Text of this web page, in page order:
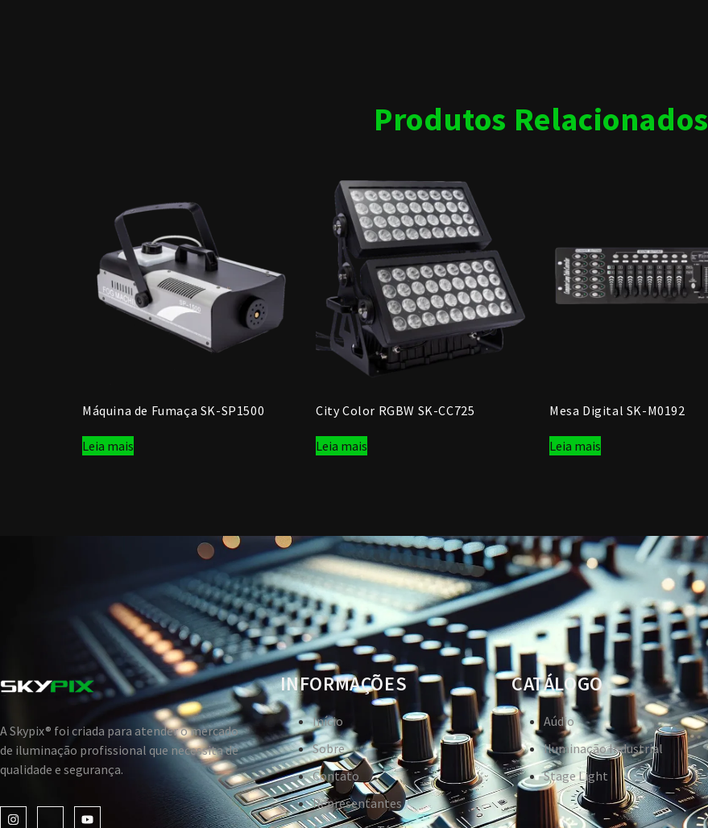
Produtos Relacionados
Máquina de Fumaça SK-SP1500
Leia mais
City Color RGBW SK-CC725
Leia mais
Mesa Digital SK-M0192
Leia mais
A Skypix® foi criada para atender o mercado
de iluminação profissional que necessita de
qualidade e segurança.
INFORMAÇÕES
Início
Sobre
Contato
Representantes
CATÁLOGO
Aúdio
Iluminação Industrial
Stage Light